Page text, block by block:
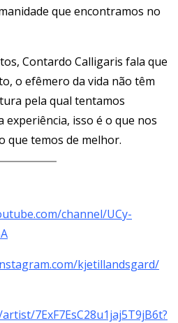
que encontramos no
Contardo Calligaris fala que
o efêmero da vida não têm
pela qual tentamos
isso é o que nos
que temos de melhor.
channel/UCy-
kjetillandsgard/
7ExF7EsC28u1jaj5T9jB6t?